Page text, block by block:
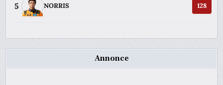
5 NORRIS 128
Annonce